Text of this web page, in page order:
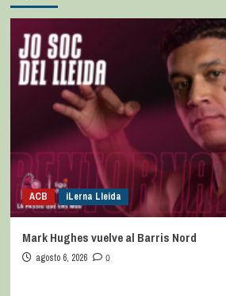
ACB iLerna Lleida
Mark Hughes vuelve al Barris Nord
agosto 6, 2026 0